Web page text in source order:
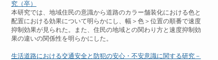
究（卒）
本研究では、地域住民の意識から道路のカラー舗装化における色と
配置における効果について明らかにし、幅＞色＞位置の順番で速度
抑制効果が見られた。また、住民の地域との関わり方と速度抑制効
果の違いの関係性を明らかにした。
生活道路における交通安全と防犯の安心・不安意識に関する研究－